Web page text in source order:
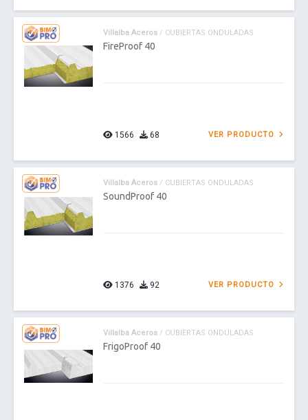
Villalba Aceros / CUBIERTAS ONDULADAS
FireProof 40
1566 68 VER PRODUCTO
Villalba Aceros / CUBIERTAS ONDULADAS
SoundProof 40
1376 92 VER PRODUCTO
Villalba Aceros / CUBIERTAS ONDULADAS
FrigoProof 40